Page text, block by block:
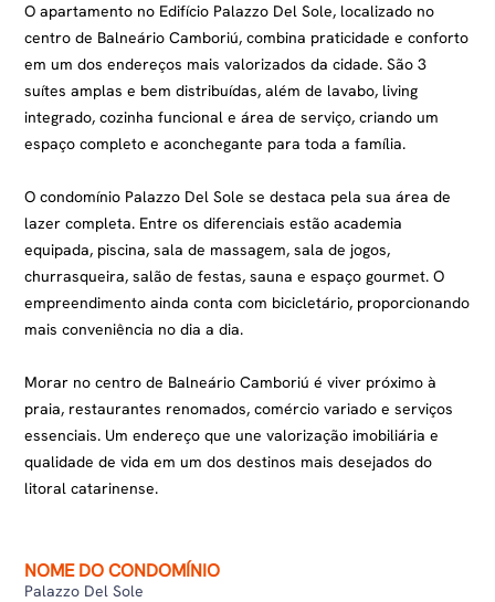
O apartamento no Edifício Palazzo Del Sole, localizado no
centro de Balneário Camboriú, combina praticidade e conforto
em um dos endereços mais valorizados da cidade. São 3
suítes amplas e bem distribuídas, além de lavabo, living
integrado, cozinha funcional e área de serviço, criando um
espaço completo e aconchegante para toda a família.
O condomínio Palazzo Del Sole se destaca pela sua área de
lazer completa. Entre os diferenciais estão academia
equipada, piscina, sala de massagem, sala de jogos,
churrasqueira, salão de festas, sauna e espaço gourmet. O
empreendimento ainda conta com bicicletário, proporcionando
mais conveniência no dia a dia.
Morar no centro de Balneário Camboriú é viver próximo à
praia, restaurantes renomados, comércio variado e serviços
essenciais. Um endereço que une valorização imobiliária e
qualidade de vida em um dos destinos mais desejados do
litoral catarinense.
NOME DO CONDOMÍNIO
Palazzo Del Sole